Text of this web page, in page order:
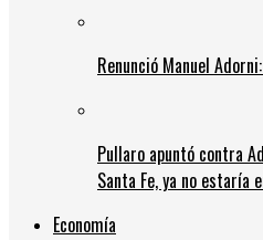
Renunció Manuel
Pullaro apuntó contra
Santa Fe, ya no estaría
Economía